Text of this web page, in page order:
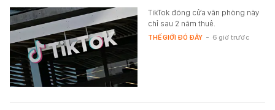
TikTok đóng cửa văn phòng này
chỉ sau 2 năm thuê.
THẾ GIỚI ĐÓ ĐÂY - 6 giờ trước